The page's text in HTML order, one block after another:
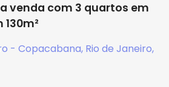
venda com 3 quartos em
- Copacabana, Rio de Janeiro,